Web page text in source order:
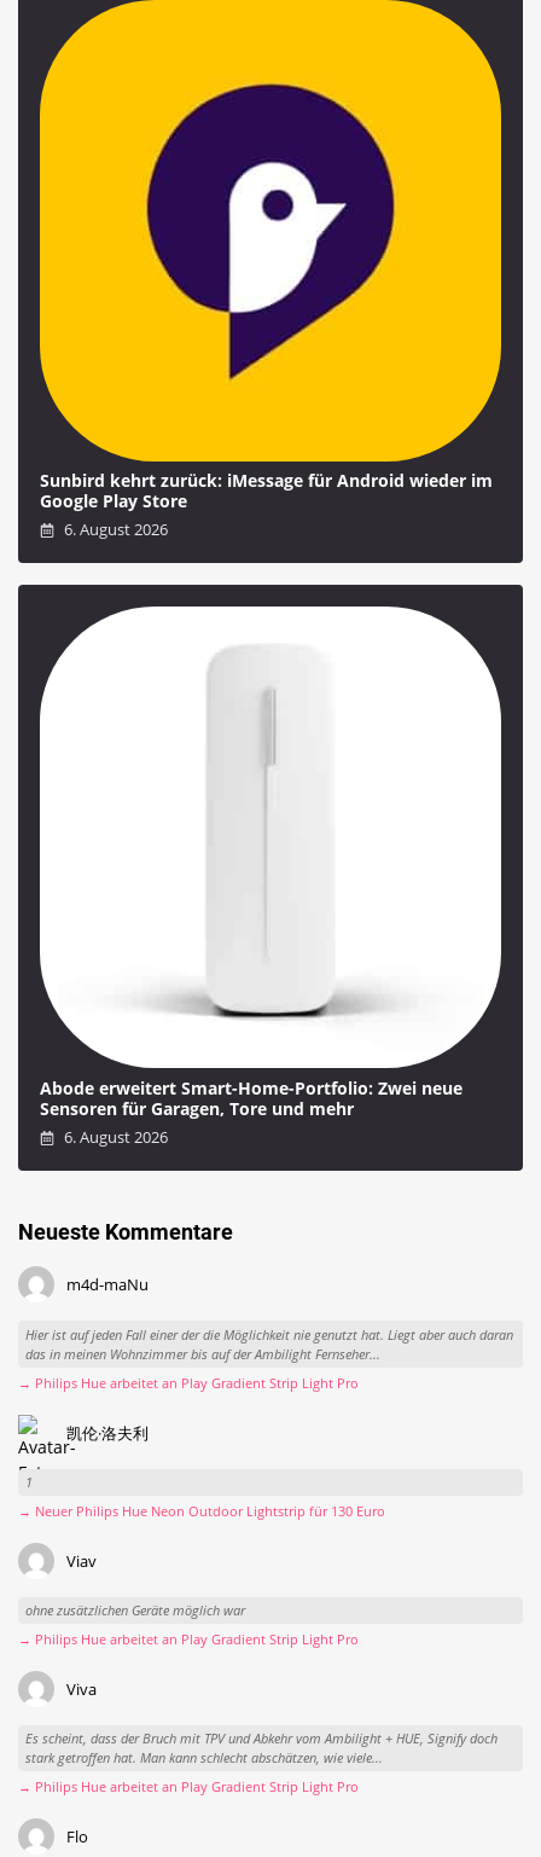
Sunbird kehrt zurück: iMessage für Android wieder im
Google Play Store
6. August 2026
Abode erweitert Smart-Home-Portfolio: Zwei neue
Sensoren für Garagen, Tore und mehr
6. August 2026
Neueste Kommentare
m4d-maNu
Hier ist auf jeden Fall einer der die Möglichkeit nie genutzt hat. Liegt aber auch daran
das in meinen Wohnzimmer bis auf der Ambilight Fernseher...
→ Philips Hue arbeitet an Play Gradient Strip Light Pro
凯伦·洛夫利
1
→ Neuer Philips Hue Neon Outdoor Lightstrip für 130 Euro
Viav
ohne zusätzlichen Geräte möglich war
→ Philips Hue arbeitet an Play Gradient Strip Light Pro
Viva
Es scheint, dass der Bruch mit TPV und Abkehr vom Ambilight + HUE, Signify doch
stark getroffen hat. Man kann schlecht abschätzen, wie viele...
→ Philips Hue arbeitet an Play Gradient Strip Light Pro
Flo